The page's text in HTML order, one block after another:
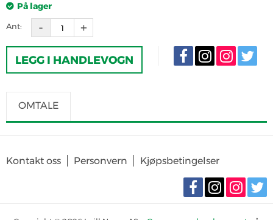
På lager
Ant:
LEGG I HANDLEVOGN
OMTALE
SKRIV OMTALE
produktet
Kontakt oss Personvern Kjøpsbetingelser